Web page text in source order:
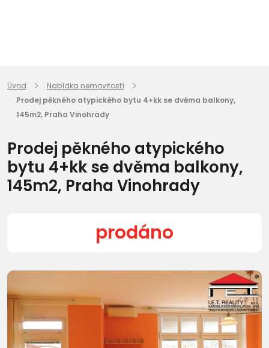
Úvod
Nabídka nemovitostí
Prodej pěkného atypického bytu 4+kk se dvěma balkony,
145m2, Praha Vinohrady
Prodej pěkného atypického
bytu 4+kk se dvěma balkony,
145m2, Praha Vinohrady
prodáno